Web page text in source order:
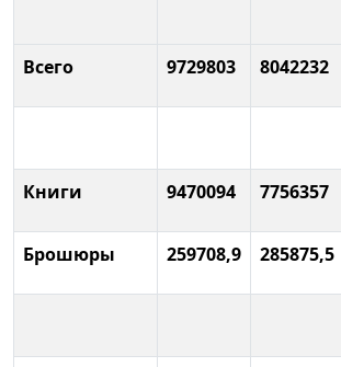
Всего 9729803 8042232
Книги 9470094 7756357
Брошюры 259708,9 285875,5